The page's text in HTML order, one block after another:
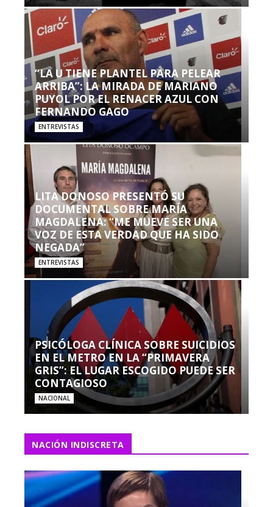
“LA U TIENE PLANTEL PARA PELEAR
ARRIBA”: LA MIRADA DE MARIANO
PUYOL POR EL RENACER AZUL CON
FERNANDO GAGO
ENTREVISTAS
LITA DONOSO PRESENTÓ SU
DOCUMENTAL SOBRE MARÍA
MAGDALENA: “ME MUEVE SER UNA
VOZ DE ESTA VERDAD QUE HA SIDO
NEGADA”
ENTREVISTAS
PSICÓLOGA CLÍNICA SOBRE SUICIDIOS
EN EL METRO EN LA “PRIMAVERA
GRIS”: EL LUGAR ESCOGIDO PUEDE SER
CONTAGIOSO
NACIONAL
NACIÓN INDISCRETA